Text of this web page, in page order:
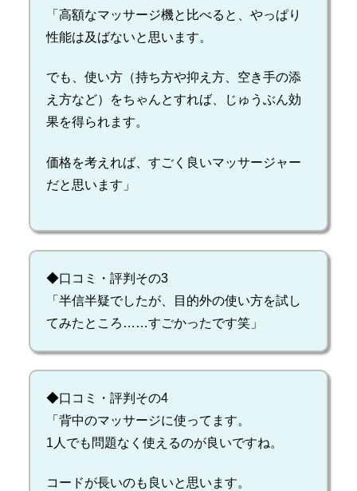
「高額なマッサージ機と比べると、やっぱり
性能は及ばないと思います。
でも、使い方（持ち方や抑え方、空き手の添
え方など）をちゃんとすれば、じゅうぶん効
果を得られます。
価格を考えれば、すごく良いマッサージャー
だと思います」
◆口コミ・評判その3
「半信半疑でしたが、目的外の使い方を試し
てみたところ……すごかったです笑」
◆口コミ・評判その4
「背中のマッサージに使ってます。
1人でも問題なく使えるのが良いですね。
コードが長いのも良いと思います。